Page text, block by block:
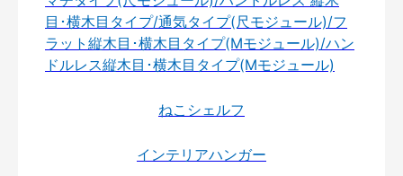
目･横木目タイプ/通気タイプ(尺モジュール)/フ
ラット縦木目･横木目タイプ(Mモジュール)/ハン
ドルレス縦木目･横木目タイプ(Mモジュール)
ねこシェルフ
インテリアハンガー